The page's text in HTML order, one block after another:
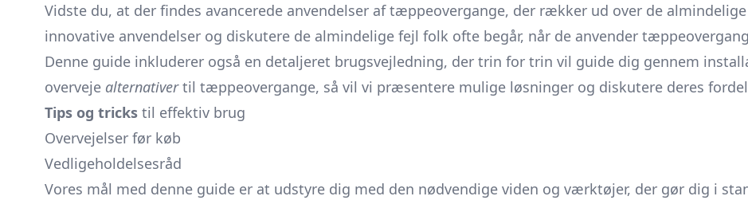
Vidste du, at der findes avancerede anvendelser af tæppeovergange, der rækker ud over de
innovative anvendelser og diskutere de almindelige fejl folk ofte begår, når de anvender
Denne guide inkluderer også en detaljeret brugsvejledning, der trin for trin vil guide dig gennem
overveje alternativertil tæppeovergange, så vil vi præsentere mulige løsninger og diskutere deres
Tips og tricks til effektiv brug
Overvejelser før køb
Vedligeholdelsesråd
Vores mål med denne guide er at udstyre dig med den nødvendige viden og værktøjer, der gør dig i